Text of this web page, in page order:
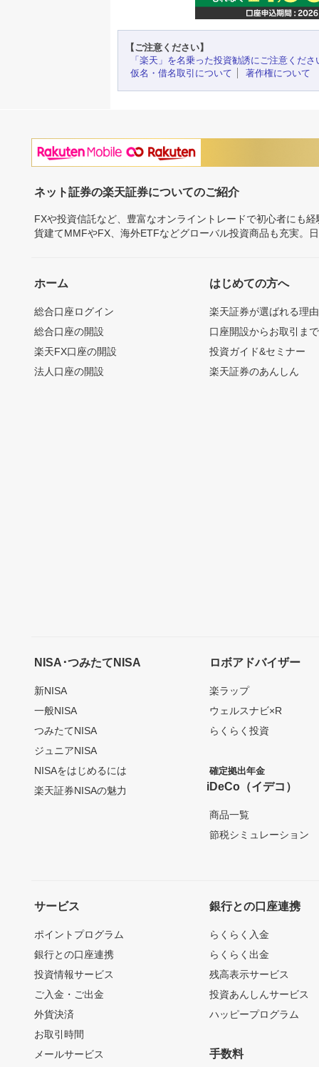
【ご注意ください】
「楽天」を名乗った投資勧誘にご注意くださ
仮名・借名取引について
著作権について
ネット証券の楽天証券についてのご紹介
FXや投資信託など、豊富なオンライントレードで初心者にも
貨建てMMFやFX、海外ETFなどグローバル投資商品も充実。
ホーム
総合口座ログイン
総合口座の開設
楽天FX口座の開設
法人口座の開設
はじめての方へ
楽天証券が選ばれる理由
口座開設からお取引ま
投資ガイド&セミナー
楽天証券のあんしん
NISA･つみたてNISA
新NISA
一般NISA
つみたてNISA
ジュニアNISA
NISAをはじめるには
楽天証券NISAの魅力
ロボアドバイザー
楽ラップ
ウェルスナビ×R
らくらく投資
確定拠出年金
iDeCo（イデコ）
商品一覧
節税シミュレーション
サービス
ポイントプログラム
銀行との口座連携
投資情報サービス
ご入金・ご出金
外貨決済
お取引時間
メールサービス
銀行との口座連携
らくらく入金
らくらく出金
残高表示サービス
投資あんしんサービス
ハッピープログラム
手数料